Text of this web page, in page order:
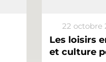
22 octobre
Les loisirs
et culture